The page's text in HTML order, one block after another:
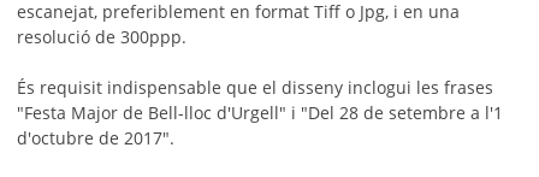
escanejat, preferiblement en format Tiff o Jpg, i en una
resolució de 300ppp.
És requisit indispensable que el disseny inclogui les frases
"Festa Major de Bell-lloc d'Urgell" i "Del 28 de setembre a l'1
d'octubre de 2017".